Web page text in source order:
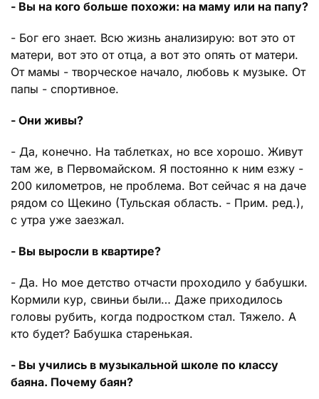
- Вы на кого больше похожи: на маму или на папу?
- Бог его знает. Всю жизнь анализирую: вот это от
матери, вот это от отца, а вот это опять от матери.
От мамы - творческое начало, любовь к музыке. От
папы - спортивное.
- Они живы?
- Да, конечно. На таблетках, но все хорошо. Живут
там же, в Первомайском. Я постоянно к ним езжу -
200 километров, не проблема. Вот сейчас я на даче
рядом со Щекино (Тульская область. - Прим. ред.),
с утра уже заезжал.
- Вы выросли в квартире?
- Да. Но мое детство отчасти проходило у бабушки.
Кормили кур, свиньи были… Даже приходилось
головы рубить, когда подростком стал. Тяжело. А
кто будет? Бабушка старенькая.
- Вы учились в музыкальной школе по классу
баяна. Почему баян?